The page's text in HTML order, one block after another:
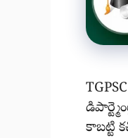
కాబట్టి